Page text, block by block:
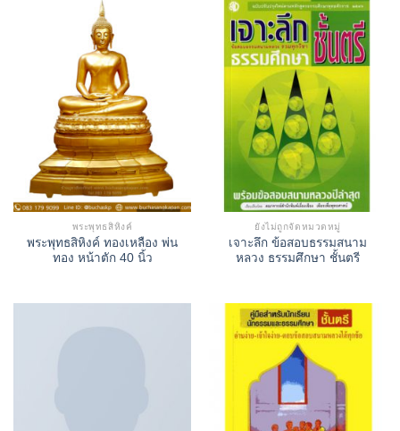
พระพุทธสิหิงค์
พระพุทธสิหิงค์ ทองเหลือง พ่น
ทอง หน้าตัก 40 นิ้ว
ยังไม่ถูกจัดหมวดหมู่
เจาะลึก ข้อสอบธรรมสนาม
หลวง ธรรมศึกษา ชั้นตรี